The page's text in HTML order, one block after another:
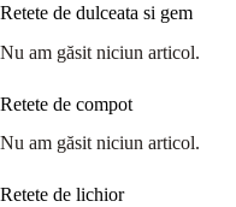
Retete de dulceata si gem
Nu am găsit niciun articol.
Retete de compot
Nu am găsit niciun articol.
Retete de lichior